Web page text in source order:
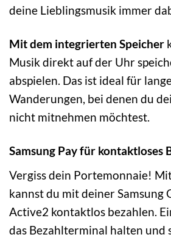
deine Lieblingsmusik immer
Mit dem integrierten Speicher
Musik direkt auf der Uhr
abspielen. Das ist ideal für
Wanderungen, bei denen du
nicht mitnehmen möchtest.
Samsung Pay für kontaktloses
Vergiss dein Portemonnaie!
kannst du mit deiner Samsung
Active2 kontaktlos bezahlen.
das Bezahlterminal halten und